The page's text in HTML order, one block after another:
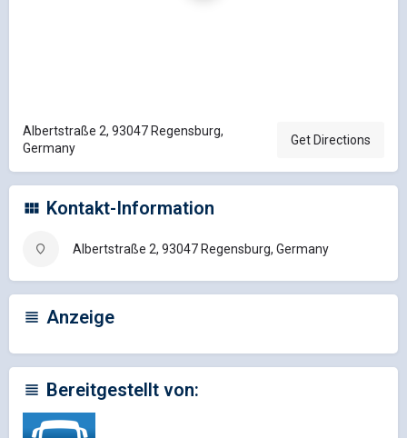
Albertstraße 2, 93047 Regensburg,
Germany
Get Directions
Kontakt-Information
Albertstraße 2, 93047 Regensburg, Germany
Anzeige
Bereitgestellt von: